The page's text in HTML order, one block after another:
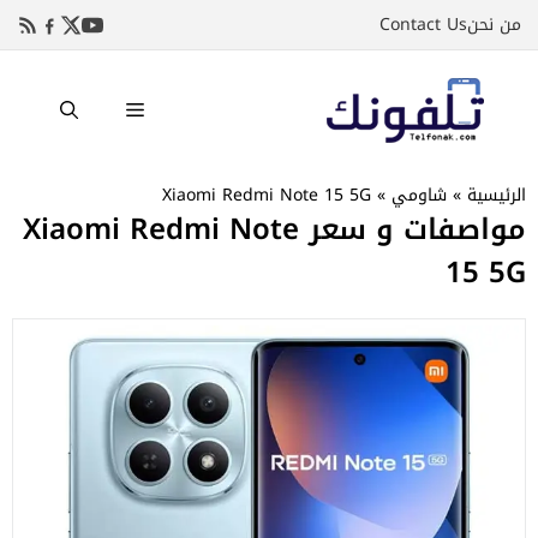
إلىمن نحنContact Us
القائمة
الرئيسية »شاومي »
Xiaomi Redmi Note 15 5G
مواصفات و سعر Xiaomi Redmi Note
15 5G